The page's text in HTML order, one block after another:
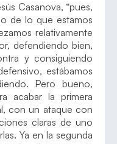
Casanova, “pues,
de lo que estamos
relativamente
defendiendo bien,
y consiguiendo
estábamos
Pero bueno,
acabar la primera
con un ataque con
claras de uno
Ya en la segunda